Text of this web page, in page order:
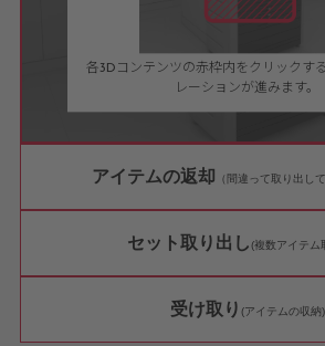
各3Dコンテンツの赤枠内をクリックす
レーションが進みます。
アイテムの返却 （間違って取り出し
セット取り出し(複数アイテム
受け取り (アイテムの収納)